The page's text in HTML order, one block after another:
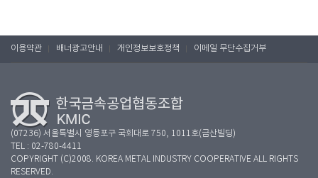
이용약관 배너광고안내 개인정보보호정책 이메일 무단수집거부
(07236) 서울특별시 영등포구 국회대로 750, 1011호(금산빌딩)
TEL : 02-780-4411
COPYRIGHT (C)2008. KOREA METAL INDUSTRY COOPERATIVE ALL RIGHTS
RESERVED.